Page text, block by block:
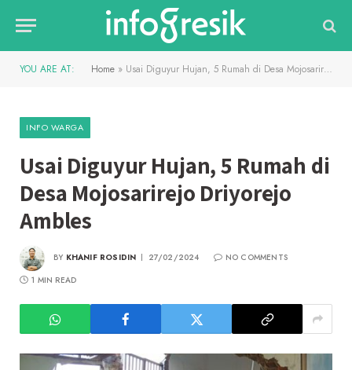
YOU ARE AT: Home » Usai Diguyur Hujan, 5 Rumah di Desa Mojosarirejo Driyorejo Ambles
INFO WARGA
Usai Diguyur Hujan, 5 Rumah di
Desa Mojosarirejo Driyorejo
Ambles
BY KHANIF ROSIDIN 27/02/2024
NO COMMENTS
1 MIN READ